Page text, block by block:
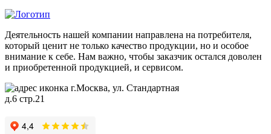
Деятельность нашей компании направлена на потребителя,
который ценит не только качество продукции, но и особое
внимание к себе. Нам важно, чтобы заказчик остался доволен
и приобретенной продукцией, и сервисом.
г.Москва, ул. Стандартная
д.6 стр.21